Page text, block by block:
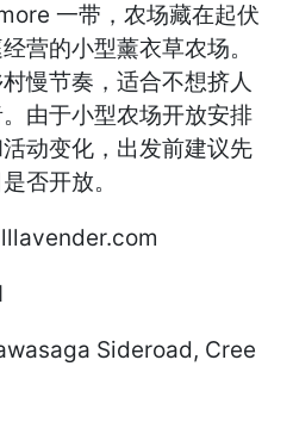
一带，农场藏在起伏
营的小型薰衣草农场。
慢节奏，适合不想挤人
由于小型农场开放安排
动变化，出发前建议先
否开放。
Sideroad, Cree